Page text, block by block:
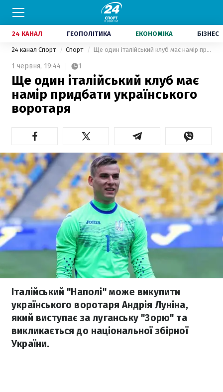
24 КАНАЛ ГЕОПОЛІТИКА ЕКОНОМІКА БІЗНЕС
24 канал Спорт Спорт Ще один італійський клуб має намір придбати українського воротаря
1 червня, 19:44 1
Ще один італійський клуб має
намір придбати українського
воротаря
Італійський "Наполі" може викупити
українського воротаря Андрія Луніна,
який виступає за луганську "Зорю" та
викликається до національної збірної
України.